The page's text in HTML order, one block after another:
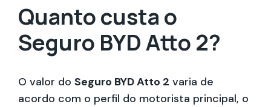
Quanto custa o
Seguro BYD Atto 2?
O valor do Seguro BYD Atto 2 varia de
acordo com o perfil do motorista principal, o